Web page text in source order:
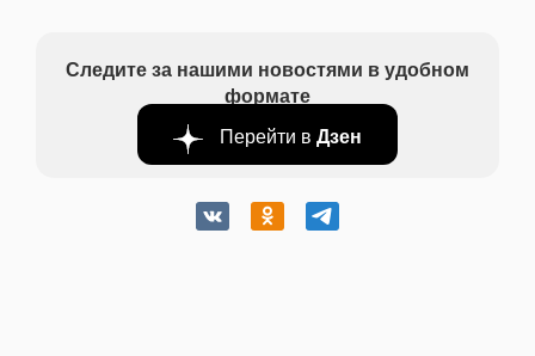
Следите за нашими новостями в удобном
формате
Перейти в Дзен